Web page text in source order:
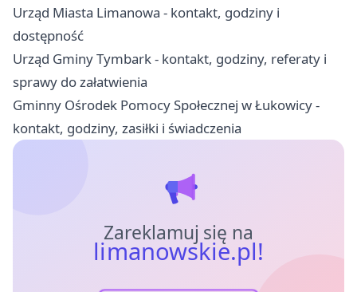
Urząd Miasta Limanowa - kontakt, godziny i
dostępność
Urząd Gminy Tymbark - kontakt, godziny, referaty i
sprawy do załatwienia
Gminny Ośrodek Pomocy Społecznej w Łukowicy -
kontakt, godziny, zasiłki i świadczenia
Zareklamuj się na
limanowskie.pl!